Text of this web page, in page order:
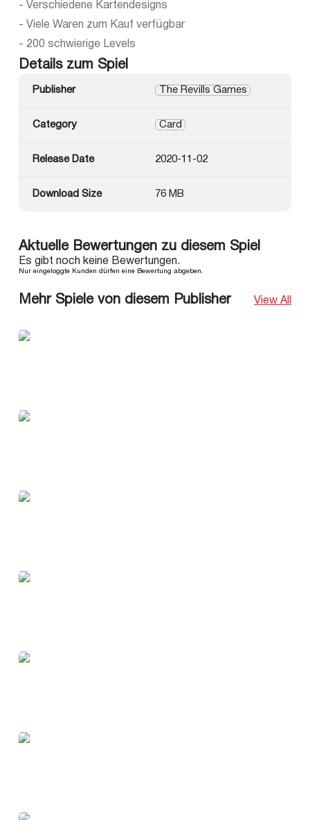
- Verschiedene Kartendesigns
- Viele Waren zum Kauf verfügbar
- 200 schwierige Levels
Details zum Spiel
Publisher The Revills Games
Category Card
Release Date 2020-11-02
Download Size 76 MB
Aktuelle Bewertungen zu diesem Spiel
Es gibt noch keine Bewertungen.
Nur eingeloggte Kunden dürfen eine Bewertung abgeben.
Mehr Spiele von diesem Publisher View All